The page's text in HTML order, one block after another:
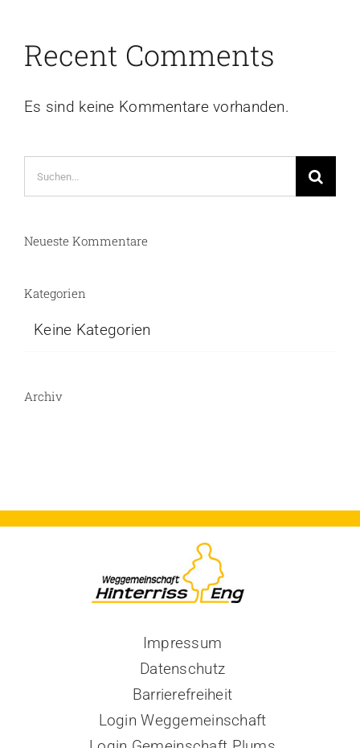
Recent Comments
Es sind keine Kommentare vorhanden.
Suche
nach:
Neueste Kommentare
Kategorien
Keine Kategorien
Archiv
Impressum
Datenschutz
Barrierefreiheit
Login Weggemeinschaft